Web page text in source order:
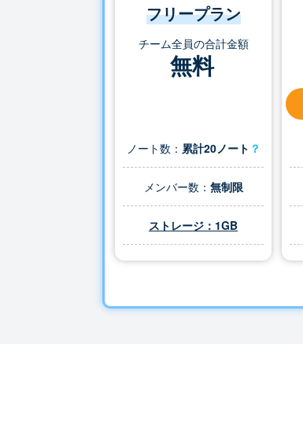
フリープラン
チーム全員の合計金額
無料
ノート数： 累計20ノート ？
メンバー数： 無制限
ストレージ：1GB